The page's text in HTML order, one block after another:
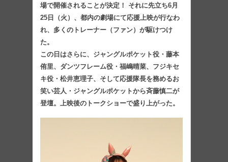
場で開催されることが決定！ それに先立ち6月
25日（火）、都内の劇場にて応援上映が行なわ
れ、多くのトレーナー（ファン）が駆けつけ
た。
この日はさらに、ジャングルポケット役・藤本
侑里、ダンツフレーム役・福嶋晴菜、フジキセ
キ役・松井恵理子、そして応援隊長を務めるお
笑い芸人・ジャングルポケットから斉藤慎二が
登壇。上映後のトークショーで盛り上がった。